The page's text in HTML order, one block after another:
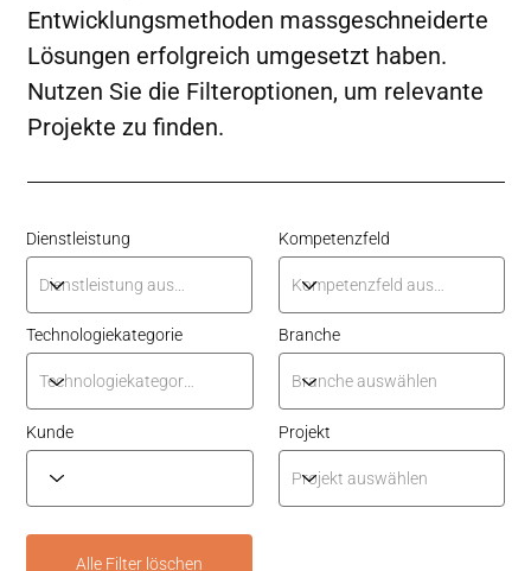
Entwicklungsmethoden massgeschneiderte
Lösungen erfolgreich umgesetzt haben.
Nutzen Sie die Filteroptionen, um relevante
Projekte zu finden.
Alle Filter löschen
Projekt
Kunde
Branche
Technologiekategorie
Kompetenzfeld
Dienstleistung